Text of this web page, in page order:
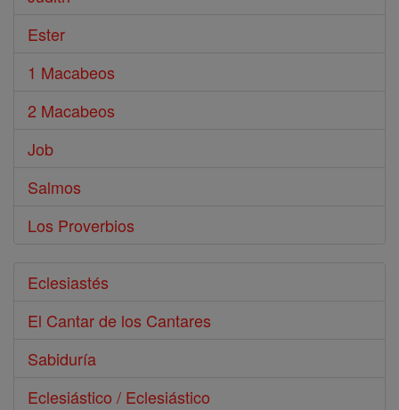
Ester
1 Macabeos
2 Macabeos
Job
Salmos
Los Proverbios
Eclesiastés
El Cantar de los Cantares
Sabiduría
Eclesiástico / Eclesiástico